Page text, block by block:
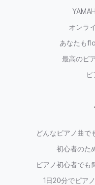
オンラ
あなたも
最高のピ
どんなピアノ曲で
初心者のた
ピアノ初心者でも
1日20分でピア